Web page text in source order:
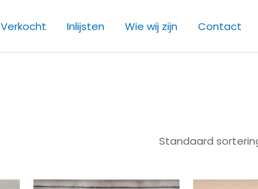
Verkocht Inlijsten Wie wij zijn Contact